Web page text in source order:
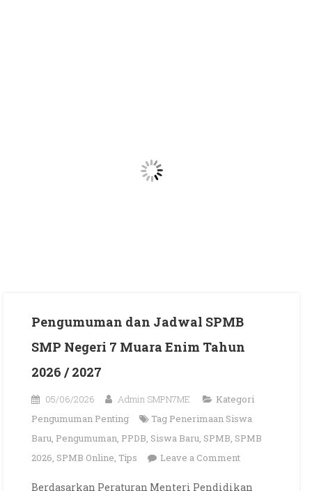
Pengumuman dan Jadwal SPMB
SMP Negeri 7 Muara Enim Tahun
2026 / 2027
05/06/2026 Admin SMPN7ME
Kategori
Pengumuman Penting
Tag Penerimaan Siswa
Baru, Pengumuman, PPDB, Siswa Baru, SPMB, SPMB
2026, SPMB Online, Tips Leave a Commenton
Berdasarkan Peraturan Menteri Pendidikan